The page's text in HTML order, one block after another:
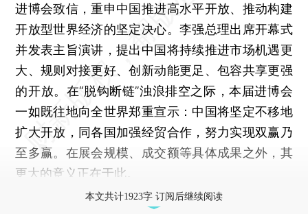
进博会致信，重申中国推进高水平开放、推动构建
开放型世界经济的坚定决心。李强总理出席开幕式
并发表主旨演讲，提出中国将持续推进市场机遇更
大、规则对接更好、创新动能更足、包容共享更强
的开放。在“脱钩断链”浊浪排空之际，本届进博会
一如既往地向全世界郑重宣示：中国将坚定不移地
扩大开放，同各国加强经贸合作，努力实现双赢乃
至多赢。在展会规模、成交额等具体成果之外，其
更大的意义正在于此。
本文共计1923字 订阅后继续阅读